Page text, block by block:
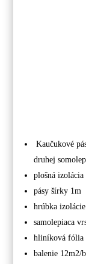
Kaučukové
druhej
plošná
pásy šírky 1m
hrúbka
samolepiaca
hliníková fólia
balenie 12m2/